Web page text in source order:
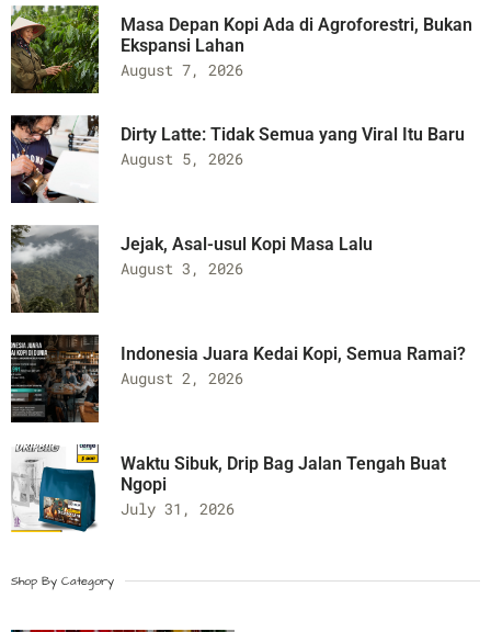
Masa Depan Kopi Ada di Agroforestri, Bukan
Ekspansi Lahan
August 7, 2026
Dirty Latte: Tidak Semua yang Viral Itu Baru
August 5, 2026
Jejak, Asal-usul Kopi Masa Lalu
August 3, 2026
Indonesia Juara Kedai Kopi, Semua Ramai?
August 2, 2026
Waktu Sibuk, Drip Bag Jalan Tengah Buat
Ngopi
July 31, 2026
Shop By Category